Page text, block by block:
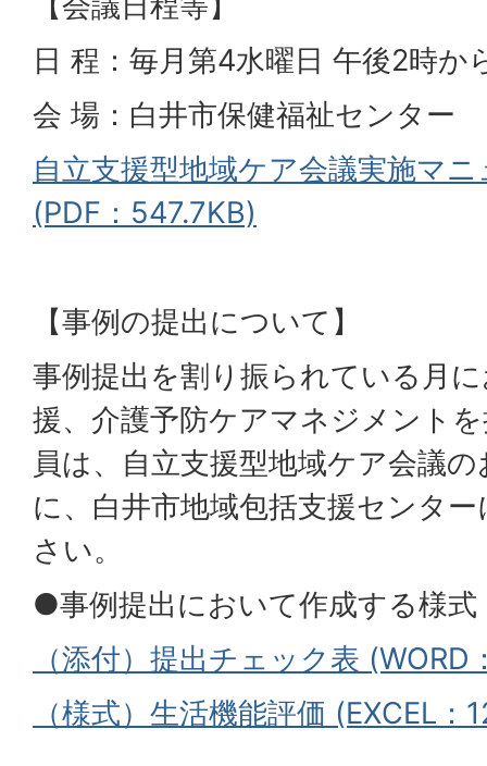
日 程：毎月第4水曜日 午後2時か
会 場：白井市保健福祉センター
自立支援型地域ケア会議実施マ
(PDF：547.7KB)
【事例の提出について】
事例提出を割り振られている月
援、介護予防ケアマネジメント
員は、自立支援型地域ケア会議
に、白井市地域包括支援センタ
さい。
●事例提出において作成する様式
（添付）提出チェック表 (WORD
（様式）生活機能評価 (EXCEL：